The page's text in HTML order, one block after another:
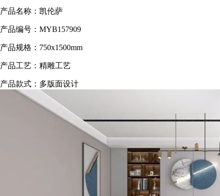
产品名称：凯伦萨
产品编号：MYB157909
产品规格：750x1500mm
产品工艺：精雕工艺
产品款式：多版面设计